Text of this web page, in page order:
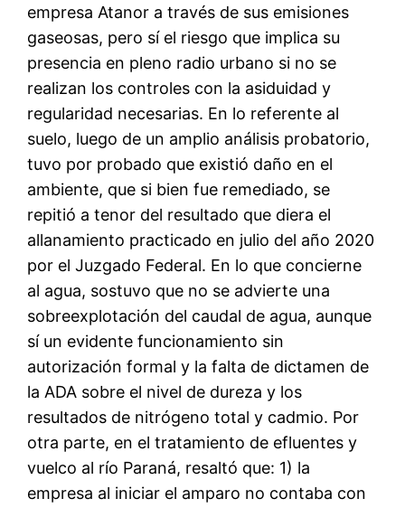
empresa Atanor a través de sus emisiones
gaseosas, pero sí el riesgo que implica su
presencia en pleno radio urbano si no se
realizan los controles con la asiduidad y
regularidad necesarias. En lo referente al
suelo, luego de un amplio análisis probatorio,
tuvo por probado que existió daño en el
ambiente, que si bien fue remediado, se
repitió a tenor del resultado que diera el
allanamiento practicado en julio del año 2020
por el Juzgado Federal. En lo que concierne
al agua, sostuvo que no se advierte una
sobreexplotación del caudal de agua, aunque
sí un evidente funcionamiento sin
autorización formal y la falta de dictamen de
la ADA sobre el nivel de dureza y los
resultados de nitrógeno total y cadmio. Por
otra parte, en el tratamiento de efluentes y
vuelco al río Paraná, resaltó que: 1) la
empresa al iniciar el amparo no contaba con